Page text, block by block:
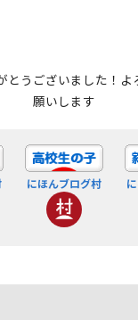
とうございました！よ
願いします
にほんブログ村